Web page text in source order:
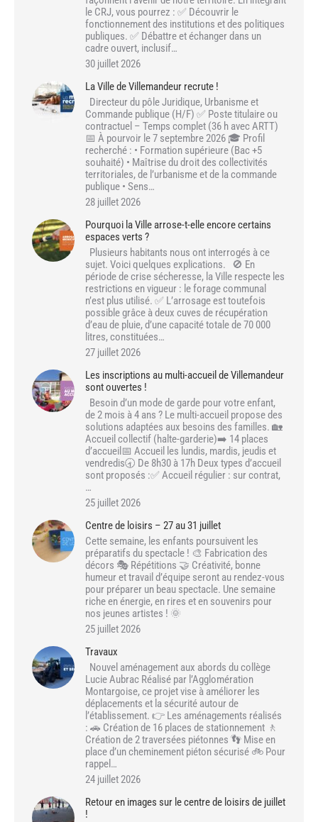
le CRJ, vous pourrez : ✅ Découvrir le
fonctionnement des institutions et des politiques
publiques. ✅ Débattre et échanger dans un
cadre ouvert, inclusif…
30 juillet 2026
La Ville de Villemandeur recrute !
Directeur du pôle Juridique, Urbanisme et
Commande publique (H/F) ✅ Poste titulaire ou
contractuel – Temps complet (36 h avec ARTT)
📅 À pourvoir le 7 septembre 2026 🎓 Profil
recherché : • Formation supérieure (Bac +5
souhaité) • Maîtrise du droit des collectivités
territoriales, de l’urbanisme et de la commande
publique • Sens…
28 juillet 2026
Pourquoi la Ville arrose-t-elle encore certains
espaces verts ?
Plusieurs habitants nous ont interrogés à ce
sujet. Voici quelques explications. 🚫 En
période de crise sécheresse, la Ville respecte les
restrictions en vigueur : le forage communal
n’est plus utilisé. ✅ L’arrosage est toutefois
possible grâce à deux cuves de récupération
d’eau de pluie, d’une capacité totale de 70 000
litres, constituées…
27 juillet 2026
Les inscriptions au multi-accueil de Villemandeur
sont ouvertes !
Besoin d’un mode de garde pour votre enfant,
de 2 mois à 4 ans ? Le multi-accueil propose des
solutions adaptées aux besoins des familles. 🏡
Accueil collectif (halte-garderie)➡️ 14 places
d’accueil📅 Accueil les lundis, mardis, jeudis et
vendredis🕣 De 8h30 à 17h Deux types d’accueil
sont proposés :✅ Accueil régulier : sur contrat,
…
25 juillet 2026
Centre de loisirs – 27 au 31 juillet
Cette semaine, les enfants poursuivent les
préparatifs du spectacle ! 🎨 Fabrication des
décors 🎭 Répétitions 🤝 Créativité, bonne
humeur et travail d’équipe seront au rendez-vous
pour préparer un beau spectacle. Une semaine
riche en énergie, en rires et en souvenirs pour
nos jeunes artistes ! 🌞
25 juillet 2026
Travaux
Nouvel aménagement aux abords du collège
Lucie Aubrac Réalisé par l’Agglomération
Montargoise, ce projet vise à améliorer les
déplacements et la sécurité autour de
l’établissement. 👉 Les aménagements réalisés
: 🚗 Création de 16 places de stationnement 🚶
Création de 2 traversées piétonnes 👣 Mise en
place d’un cheminement piéton sécurisé 🚲 Pour
rappel…
24 juillet 2026
Retour en images sur le centre de loisirs de juillet
!